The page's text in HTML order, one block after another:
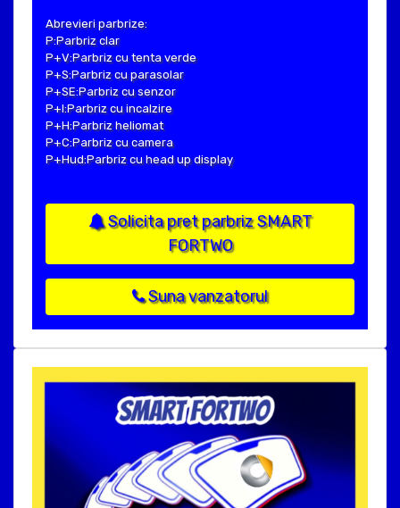
Abrevieri parbrize:
P:Parbriz clar
P+V:Parbriz cu tenta verde
P+S:Parbriz cu parasolar
P+SE:Parbriz cu senzor
P+I:Parbriz cu incalzire
P+H:Parbriz heliomat
P+C:Parbriz cu camera
P+Hud:Parbriz cu head up display
Solicita pret parbriz SMART
FORTWO
Suna vanzatorul